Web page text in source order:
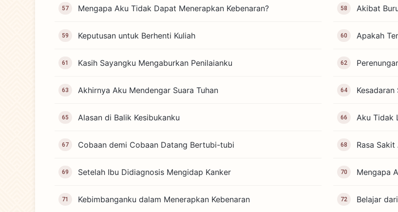
57 Mengapa Aku Tidak Dapat Menerapkan Kebenaran? 58 Akibat
59 Keputusan untuk Berhenti Kuliah 60 Apakah
61 Kasih Sayangku Mengaburkan Penilaianku 62
63 Akhirnya Aku Mendengar Suara Tuhan 64
65 Alasan di Balik Kesibukanku 66 Aku Tidak
67 Cobaan demi Cobaan Datang Bertubi-tubi 68 Rasa
69 Setelah Ibu Didiagnosis Mengidap Kanker 70 Mengapa
71 Kebimbanganku dalam Menerapkan Kebenaran 72 Belajar